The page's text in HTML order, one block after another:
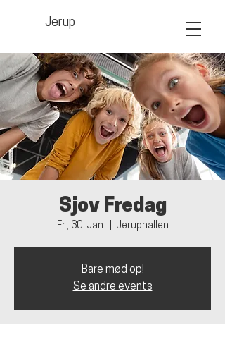
Jerup
Sjov Fredag
Fr., 30. Jan. Jeruphallen
Bare mød op!
Se andre events